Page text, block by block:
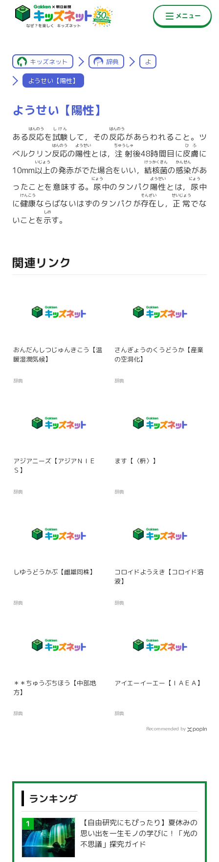
キッズネット 辞典 よ
ようせい【陽性】
ようせい【陽性】
ある反応
はんのう
を試験
しけん
して，その反応
はんのう
があらわれること。ツ
ベルクリン反応
はんのう
の陽性
ようせい
とは， 注射
ちゅうしゃ
後48時間目に皮膚
ひふ
に
10mm以上
いじょう
の発赤がでた場合をいい， 結核菌
けっかくきん
の感染
かんせん
があ
ったことを意味する。 尿
にょう
中のタンパク陽性
ようせい
とは， 尿
にょう
中
に健康
けんこう
ならばないはずのタンパクが存在
そんざい
し， 正常
せいじょう
でな
いことを示
しめ
す。
関連リンク
おんだんしつじゅんきこう【温
暖湿潤気候】
辞典
さんぎょうのくうどうか【産業
の空洞化】
辞典
アジアニーズ【アジアＮＩＥ
Ｓ】
辞典
ます【〈枡〉】
辞典
しゆうどうかぶ【雌雄同株】
辞典
コロイドようえき【コロイド溶
液】
辞典
＊＊ちゅうぶちほう【中部地
方】
辞典
アイエーイーエー【ＩＡＥＡ】
辞典
Recommended by
ランキング
【自由研究にもぴったり】夏休みの
思い出を一生モノの学びに！「光の
不思議」探究ガイド